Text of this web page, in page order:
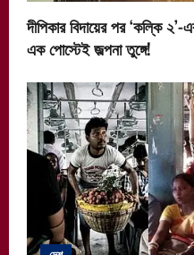
দীপিকার বিদায়ের পর ‘কল্কি
এক পোস্টেই জল্পনা তুঙ্গে!